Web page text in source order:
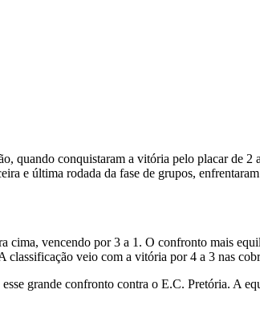
quando conquistaram a vitória pelo placar de 2
e última rodada da fase de grupos,
vencendo por 3 a 1. O confronto mais
classificação veio com a vitória por 4 a 3 nas
grande confronto contra o E.C. Pretória. A